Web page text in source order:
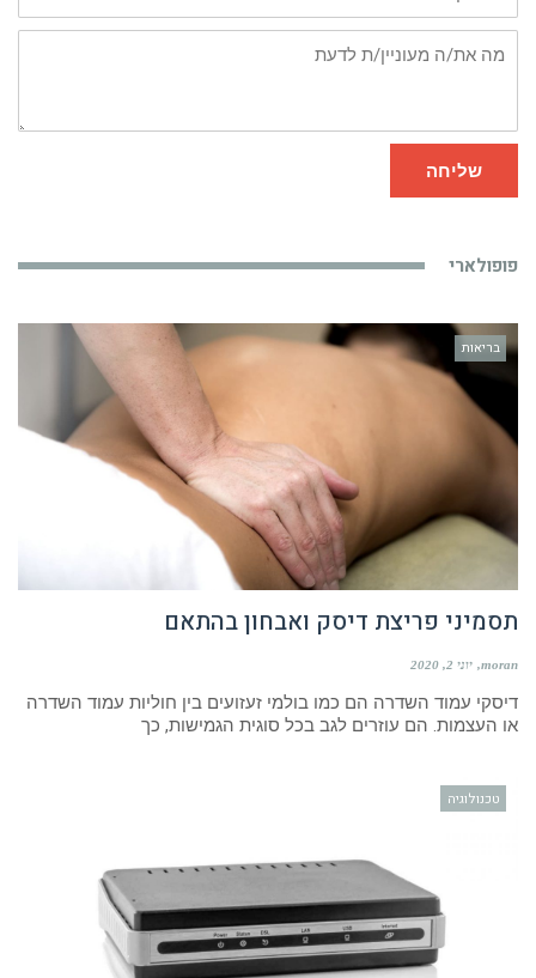
מה
את/ה
שליחה
פופולארי
בריאות
תסמיני פריצת דיסק ואבחון בהתאם
moran יוני 2, 2020
דיסקי עמוד השדרה הם כמו בולמי זעזועים בין חוליות עמוד השדרה
או העצמות. הם עוזרים לגב בכל סוגית הגמישות, כך
טכנולוגיה